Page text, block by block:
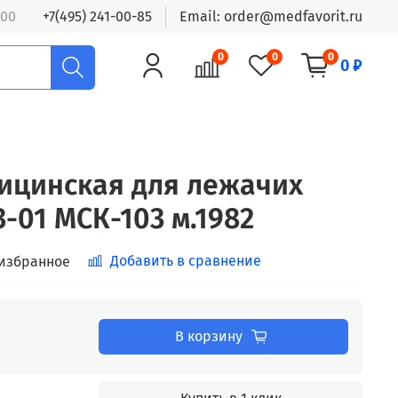
+7(495) 241-00-85 Email: order@medfavorit.ru
0 0 0 0 ₽
для лежачих
МСК-103 м.1982
Добавить в сравнение
В корзину